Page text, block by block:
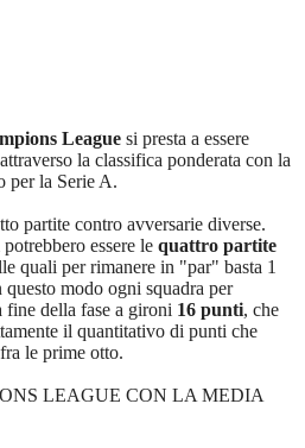
League si presta a essere
la classifica ponderata con la
per la Serie A.
partite contro avversarie diverse.
essere le quattro partite
quali per rimanere in "par" basta 1
modo ogni squadra per
fine della fase a gironi 16 punti, che
il quantitativo di punti che
le prime otto.
LEAGUE CON LA MEDIA